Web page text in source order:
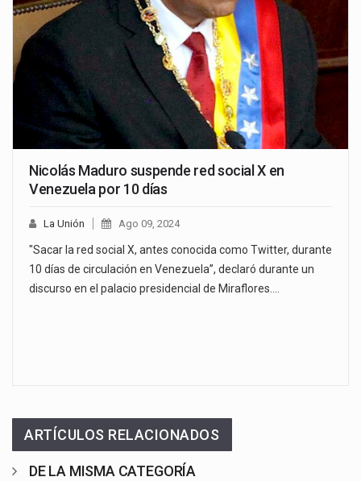
Nicolás Maduro suspende red social X en
Venezuela por 10 días
La Unión Ago 09, 2024
"Sacar la red social X, antes conocida como Twitter, durante
10 días de circulación en Venezuela”, declaró durante un
discurso en el palacio presidencial de Miraflores.…
ARTÍCULOS RELACIONADOS
DE LA MISMA CATEGORÍA